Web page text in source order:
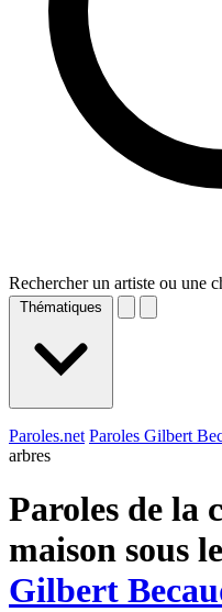
Rechercher un artiste ou une
Thématiques
Paroles.net Paroles Gilbert
arbres
Paroles de la
maison sous
Gilbert